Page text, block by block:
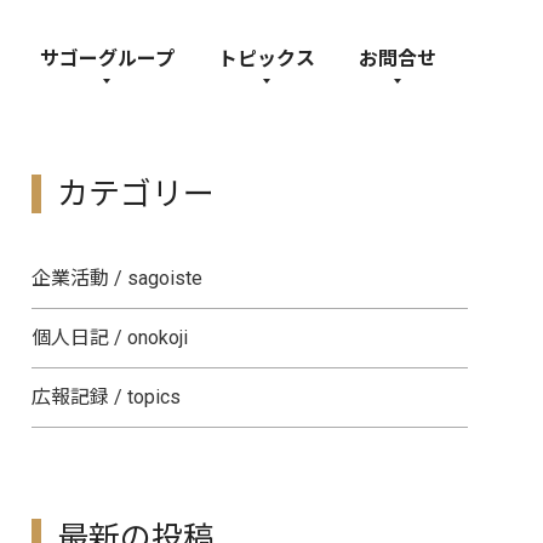
サゴーグループ トピックス お問合せ
カテゴリー
企業活動 / sagoiste
個人日記 / onokoji
広報記録 / topics